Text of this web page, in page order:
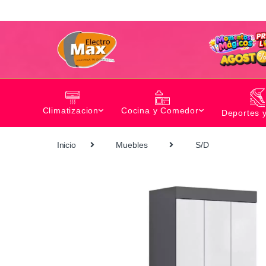
Climatizacion Cocina y Comedor Deportes
Inicio Muebles S/D